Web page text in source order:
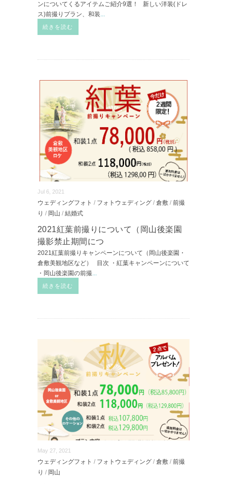
ンについてくるアイテムご紹介9選！ 新しい洋装(ドレ
ス)前撮りプラン、和装...
続きを読む
Jul 6, 2021
ウェディングフォト / フォトウェディング / 倉敷 / 前撮
り / 岡山 / 結婚式
2021紅葉前撮りについて（岡山後楽園
撮影禁止期間につ
2021紅葉前撮りキャンペーンについて（岡山後楽園・
倉敷美観地区など） 目次 ・紅葉キャンペーンについて
・岡山後楽園の前撮...
続きを読む
May 27, 2021
ウェディングフォト / フォトウェディング / 倉敷 / 前撮
り / 岡山